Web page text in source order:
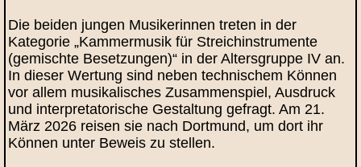
Die beiden jungen Musikerinnen treten in der
Kategorie „Kammermusik für Streichinstrumente
(gemischte Besetzungen)“ in der Altersgruppe IV an.
In dieser Wertung sind neben technischem Können
vor allem musikalisches Zusammenspiel, Ausdruck
und interpretatorische Gestaltung gefragt. Am 21.
März 2026 reisen sie nach Dortmund, um dort ihr
Können unter Beweis zu stellen.